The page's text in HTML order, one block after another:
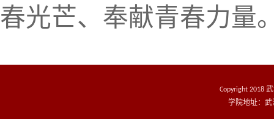
春光芒、奉献青春力量
Copyright 2018
学院地址：